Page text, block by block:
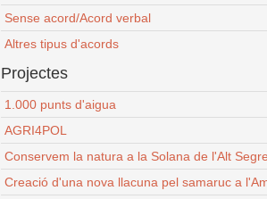
Sense acord/Acord verbal
Altres tipus d'acords
Projectes
1.000 punts d'aigua
AGRI4POL
Conservem la natura a la Solana de l'Alt
Creació d'una nova llacuna pel samaruc a